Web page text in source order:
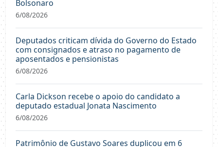
Bolsonaro
6/08/2026
Deputados criticam dívida do Governo do Estado
com consignados e atraso no pagamento de
aposentados e pensionistas
6/08/2026
Carla Dickson recebe o apoio do candidato a
deputado estadual Jonata Nascimento
6/08/2026
Patrimônio de Gustavo Soares duplicou em 6